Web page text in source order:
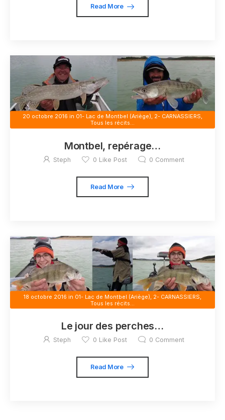
Read More
20 octobre 2016 in 01- Lac de Montbel (Ariège), 2- CARNASSIERS,
Tous les récits...
Montbel, repérage…
Steph 0 Like Post 0 Comment
Read More
18 octobre 2016 in 01- Lac de Montbel (Ariège) 2- CARNASSIERS
Tous les récits...
Le jour des perches…
Steph 0 Like Post 0 Comment
Read More